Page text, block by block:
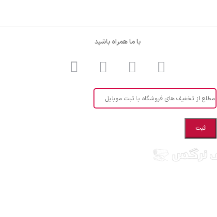
با ما همراه باشید
مطلع از تخفیف های فروشگاه با ثبت موبایل